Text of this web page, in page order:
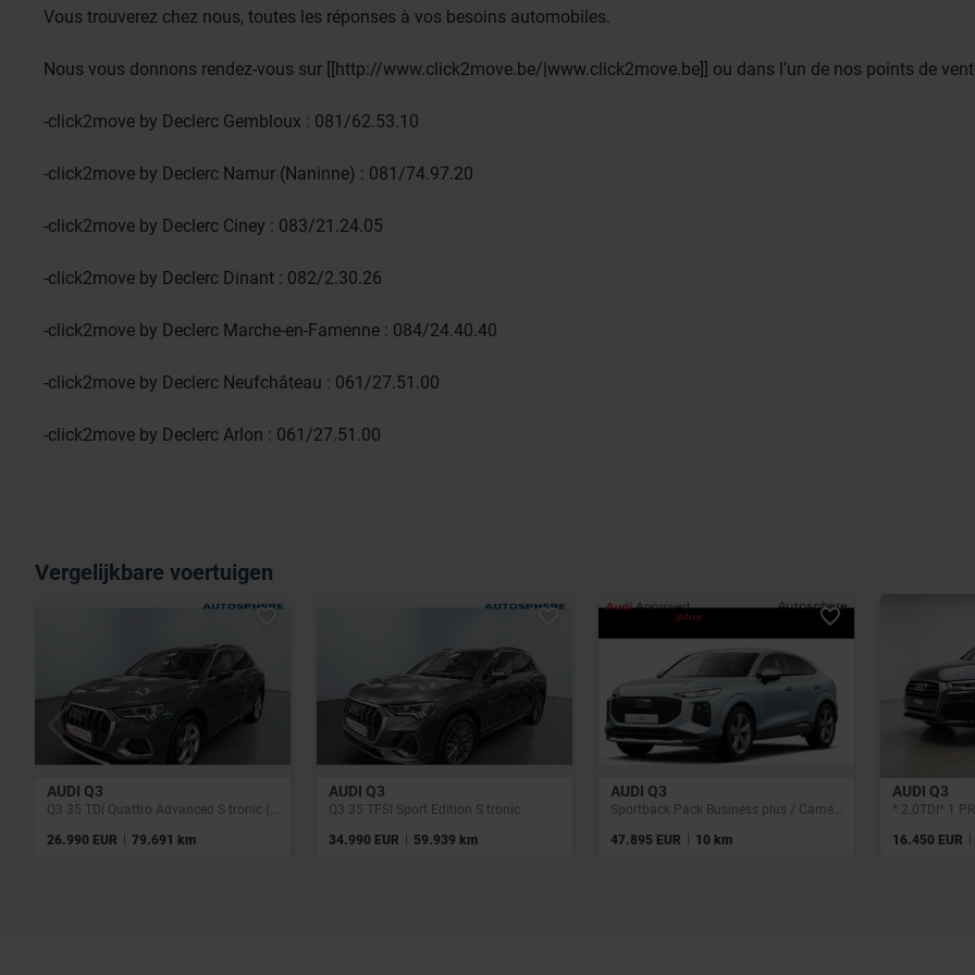
Vous trouverez chez nous, toutes les réponses à vos besoins automobiles.
Nous vous donnons rendez-vous sur [[http://www.click2move.be/|www.click2move.be]] ou dans l’un de nos points de
-click2move by Declerc Gembloux : 081/62.53.10
-click2move by Declerc Namur (Naninne) : 081/74.97.20
-click2move by Declerc Ciney : 083/21.24.05
-click2move by Declerc Dinant : 082/2.30.26
-click2move by Declerc Marche-en-Famenne : 084/24.40.40
-click2move by Declerc Neufchâteau : 061/27.51.00
-click2move by Declerc Arlon : 061/27.51.00
Vergelijkbare voertuigen
AUDI Q3
Q3 35 TDi Quattro Advanced S tronic (EU6AP)
26.990 EUR | 79.691 km
AUDI Q3
Q3 35 TFSI Sport Edition S tronic
34.990 EUR | 59.939 km
AUDI Q3
Sportback Pack Business plus / Caméra de recul / Feux led / Vitres teintées
47.895 EUR | 10 km
AUDI Q3
16.450 EUR |